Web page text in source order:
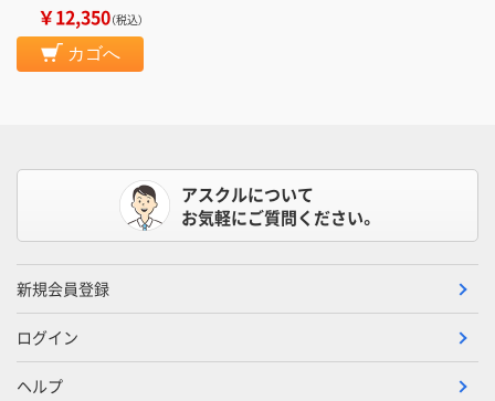
￥12,350（税込）
カゴへ
アスクルについて
お気軽にご質問ください。
新規会員登録
ログイン
ヘルプ